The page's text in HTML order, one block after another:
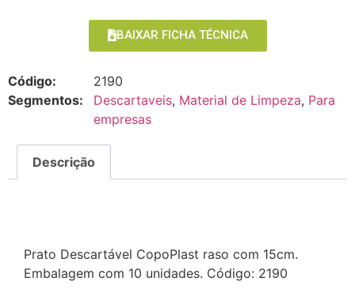
BAIXAR FICHA TÉCNICA
Código:
2190
Segmentos:
Descartaveis, Material de Limpeza, Para
empresas
Descrição
Prato Descartável CopoPlast raso com 15cm.
Embalagem com 10 unidades. Código: 2190